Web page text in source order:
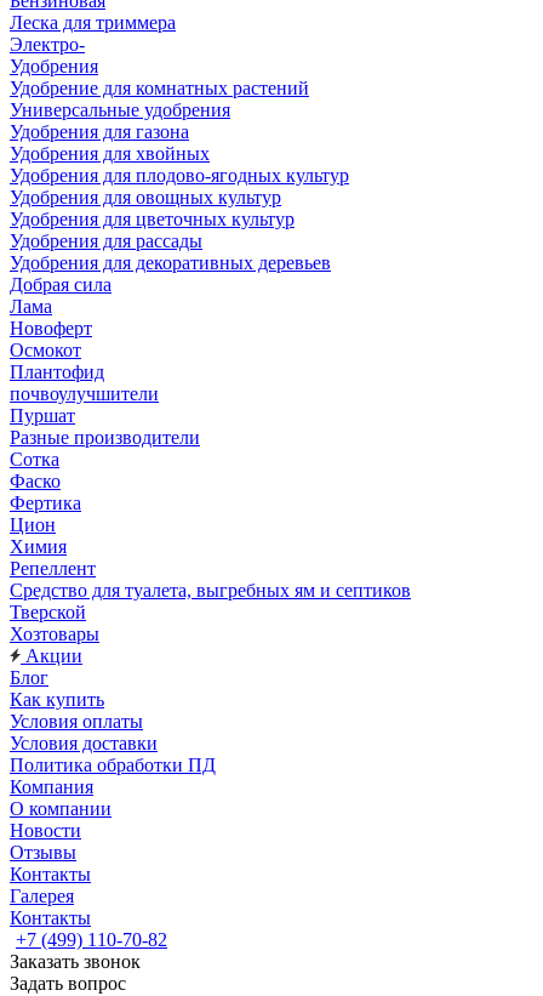
Леска для триммера
Электро-
Удобрения
Удобрение для комнатных растений
Универсальные удобрения
Удобрения для газона
Удобрения для хвойных
Удобрения для плодово-ягодных культур
Удобрения для овощных культур
Удобрения для цветочных культур
Удобрения для рассады
Удобрения для декоративных деревьев
Добрая сила
Лама
Новоферт
Осмокот
Плантофид
почвоулучшители
Пуршат
Разные производители
Сотка
Фаско
Фертика
Цион
Химия
Репеллент
Средство для туалета, выгребных ям и септиков
Тверской
Хозтовары
Акции
Блог
Как купить
Условия оплаты
Условия доставки
Политика обработки ПД
Компания
О компании
Новости
Отзывы
Контакты
Галерея
Контакты
+7 (499) 110-70-82
Заказать звонок
Задать вопрос